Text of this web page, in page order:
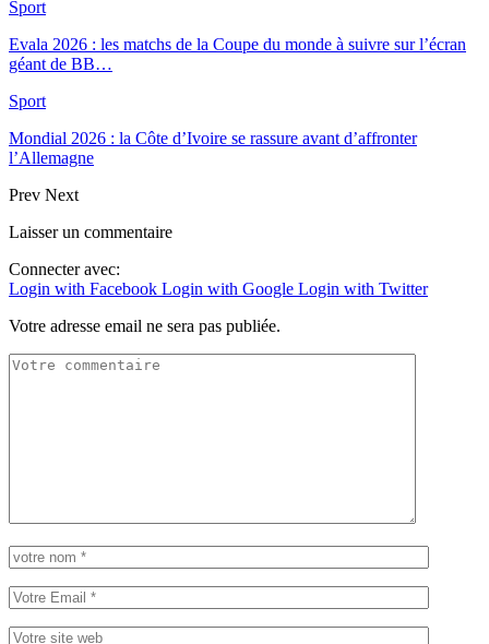
Sport
Evala 2026 : les matchs de la Coupe du monde à suivre sur l’écran
géant de BB…
Sport
Mondial 2026 : la Côte d’Ivoire se rassure avant d’affronter
l’Allemagne
Prev Next
Laisser un commentaire
Connecter avec:
Login with Facebook Login with Google Login with Twitter
Votre adresse email ne sera pas publiée.